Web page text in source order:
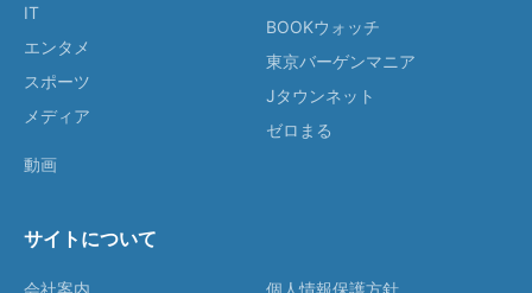
IT
エンタメ
スポーツ
メディア
動画
BOOKウォッチ
東京バーゲンマニア
Jタウンネット
ゼロまる
サイトについて
会社案内 個人情報保護方針